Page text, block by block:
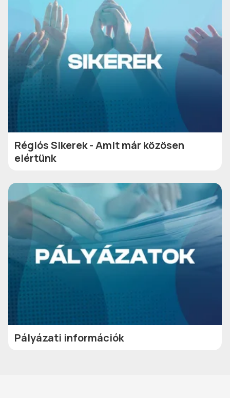
Régiós Sikerek - Amit már közösen
elértünk
Pályázati információk